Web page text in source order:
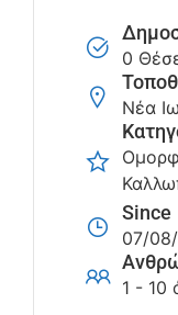
0
Νέα
Since
07/
1 - 10